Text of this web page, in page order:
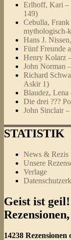
Erlhoff, Kari –
149)
Cebulla, Frank
mythologisch-
Hans J.
Fünf Freunde
Henry Kolarz
John Norman
Richard
Askir 1)
Blaudez, Lena
Die drei ???
John Sinclair
STATISTIK
News & Rezis
Unsere
Verlage
Geist ist
14238 Rezensionen